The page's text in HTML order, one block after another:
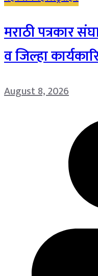
मराठी पत्रकार
व जिल्हा
August 8, 2026